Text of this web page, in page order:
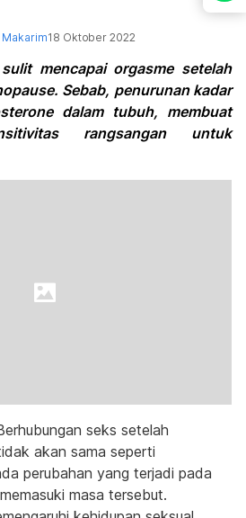
Makarim18 Oktober 2022
mencapai orgasme setelah
Sebab, penurunan kadar
dalam tubuh, membuat
rangsangan untuk
seks setelah
akan sama seperti
perubahan yang terjadi pada
masa tersebut.